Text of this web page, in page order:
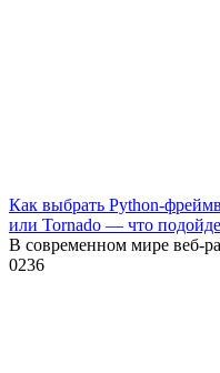
Как выбрать Python-
или Tornado — что
В современном мире веб-
0236